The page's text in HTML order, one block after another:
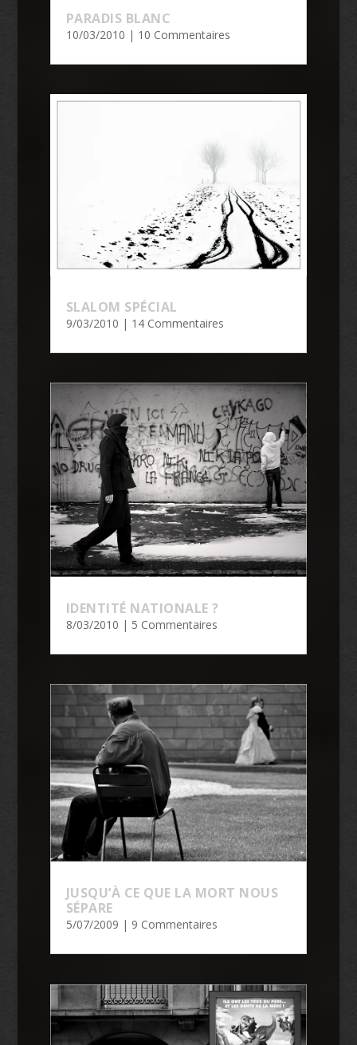
PARADIS BLANC
10/03/2010 | 10 Commentaires
SLALOM SPÉCIAL
9/03/2010 | 14 Commentaires
IDENTITÉ NATIONALE ?
8/03/2010 | 5 Commentaires
JUSQU’À CE QUE LA MORT NOUS
SÉPARE
5/07/2009 | 9 Commentaires